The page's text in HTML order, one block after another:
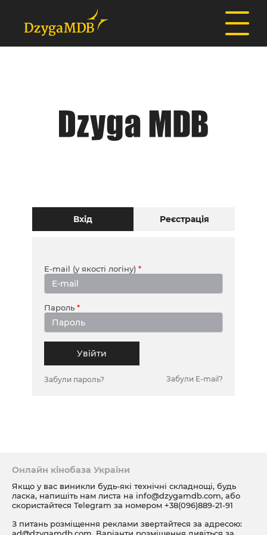
Вхід Реєстрація
E-mail (у якості логіну)
Пароль
Увійти
Забули пароль? Забули E-mail?
Онлайн кінобаза України
Якщо у вас виникли будь-які технічні складнощі, будь
ласка, напишіть нам листа на info@dzygamdb.com, або
скористайтеся Telegram за номером +38(096)889-21-91
З питань розміщення реклами звертайтеся за адресою: